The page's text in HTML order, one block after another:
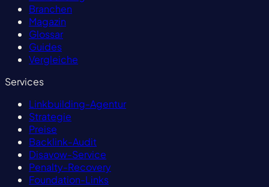
Branchen
Magazin
Glossar
Guides
Vergleiche
Services
Linkbuilding-Agentur
Strategie
Preise
Backlink-Audit
Disavow-Service
Penalty-Recovery
Foundation-Links